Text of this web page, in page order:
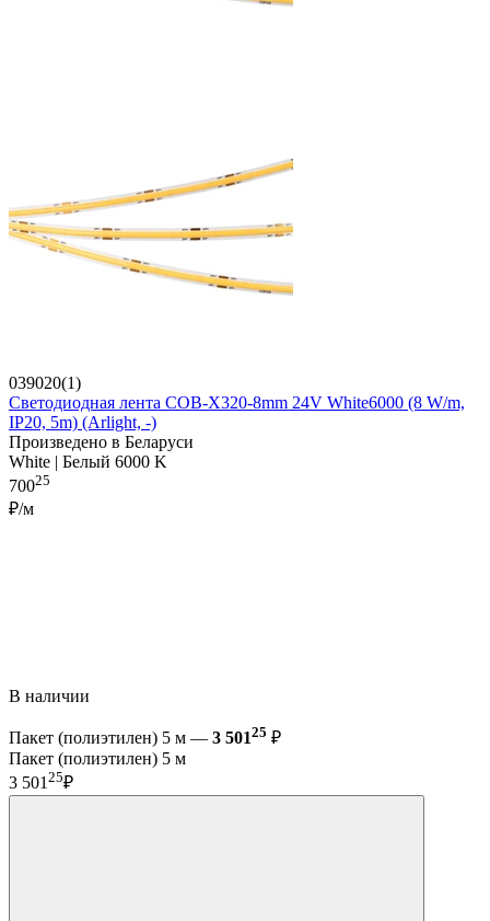
039020(1)
Светодиодная лента COB-X320-8mm 24V White6000 (8 W/m,
IP20, 5m) (Arlight, -)
Произведено в Беларуси
White | Белый 6000 K
70025
₽/м
В наличии
Пакет (полиэтилен) 5 м — 3 50125 ₽
Пакет (полиэтилен) 5 м
3 50125₽